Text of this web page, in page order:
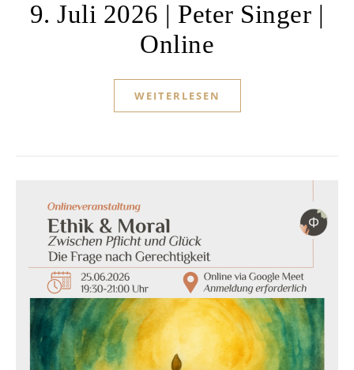
9. Juli 2026 | Peter Singer |
Online
WEITERLESEN